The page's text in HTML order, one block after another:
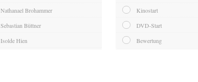
Nathanael Brohammer
Sebastian Büttner
Isolde Hien
Kinostart
DVD-Start
Bewertung